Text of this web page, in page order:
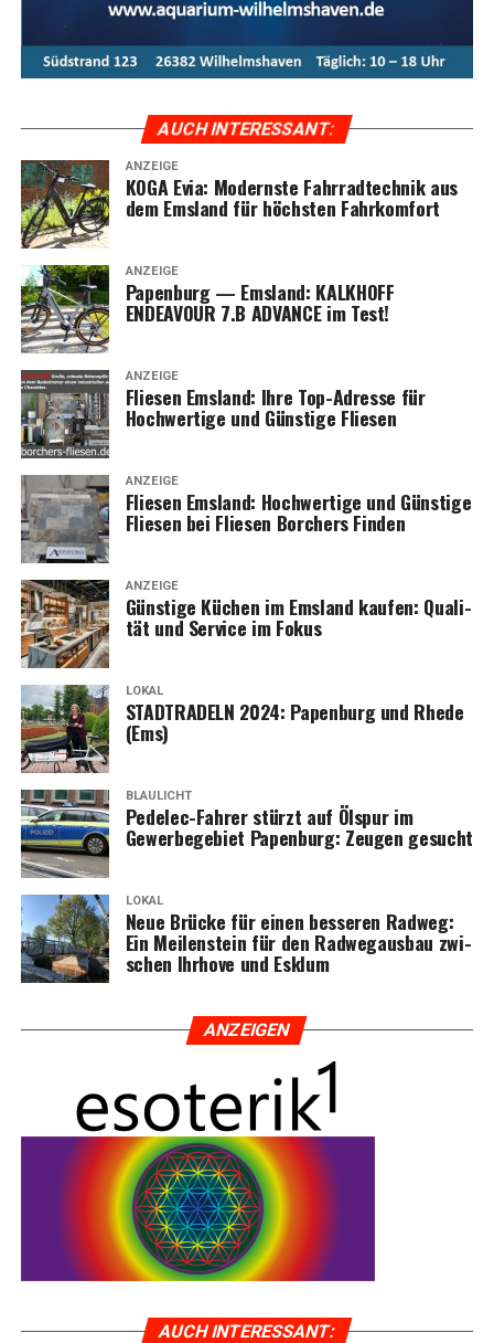
AUCH INTER­ES­SANT:
ANZEIGE
KOGA Evia: Moderns­te Fahr­rad­tech­nik aus
dem Ems­land für höchs­ten Fahrkomfort
ANZEIGE
Papen­burg — Ems­land: KALKHOFF
ENDEAVOUR 7.B ADVANCE im Test!
ANZEIGE
Flie­sen Ems­land: Ihre Top-Adres­se für
Hoch­wer­ti­ge und Güns­ti­ge Fliesen
ANZEIGE
Flie­sen Ems­land: Hoch­wer­ti­ge und Güns­ti­ge
Flie­sen bei Flie­sen Bor­chers Finden
ANZEIGE
Güns­ti­ge Küchen im Ems­land kau­fen: Qua­li­
tät und Ser­vice im Fokus
LOKAL
STADTRADELN 2024: Papen­burg und Rhe­de
(Ems)
BLAULICHT
Pedelec-Fah­rer stürzt auf Ölspur im
Gewer­be­ge­biet Papen­burg: Zeu­gen gesucht
LOKAL
Neue Brü­cke für einen bes­se­ren Rad­weg:
Ein Mei­len­stein für den Rad­weg­aus­bau zwi­
schen Ihr­ho­ve und Esklum
ANZEI­GEN
AUCH INTER­ES­SANT: